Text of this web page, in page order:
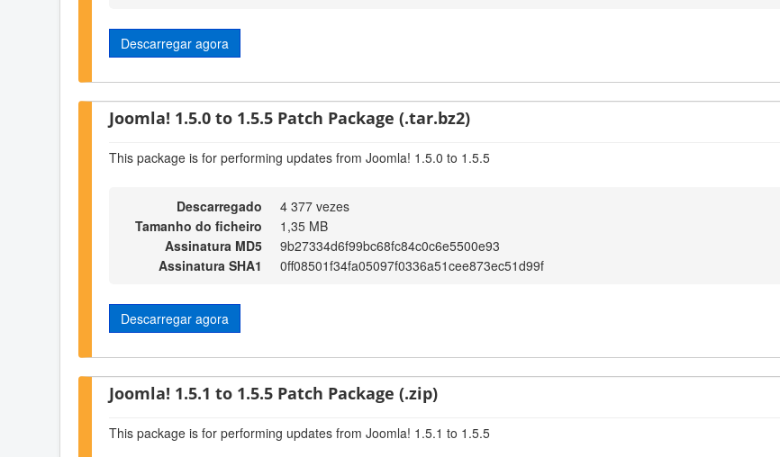
Descarregar agora
Joomla! 1.5.0 to 1.5.5 Patch Package (.tar.bz2)
This package is for performing updates from Joomla! 1.5.0 to 1.5.5
Descarregado
4 377 vezes
Tamanho do ficheiro
1,35 MB
Assinatura MD5
9b27334d6f99bc68fc84c0c6e5500e93
Assinatura SHA1
0ff08501f34fa05097f0336a51cee873ec51d99f
Descarregar agora
Joomla! 1.5.1 to 1.5.5 Patch Package (.zip)
This package is for performing updates from Joomla! 1.5.1 to 1.5.5